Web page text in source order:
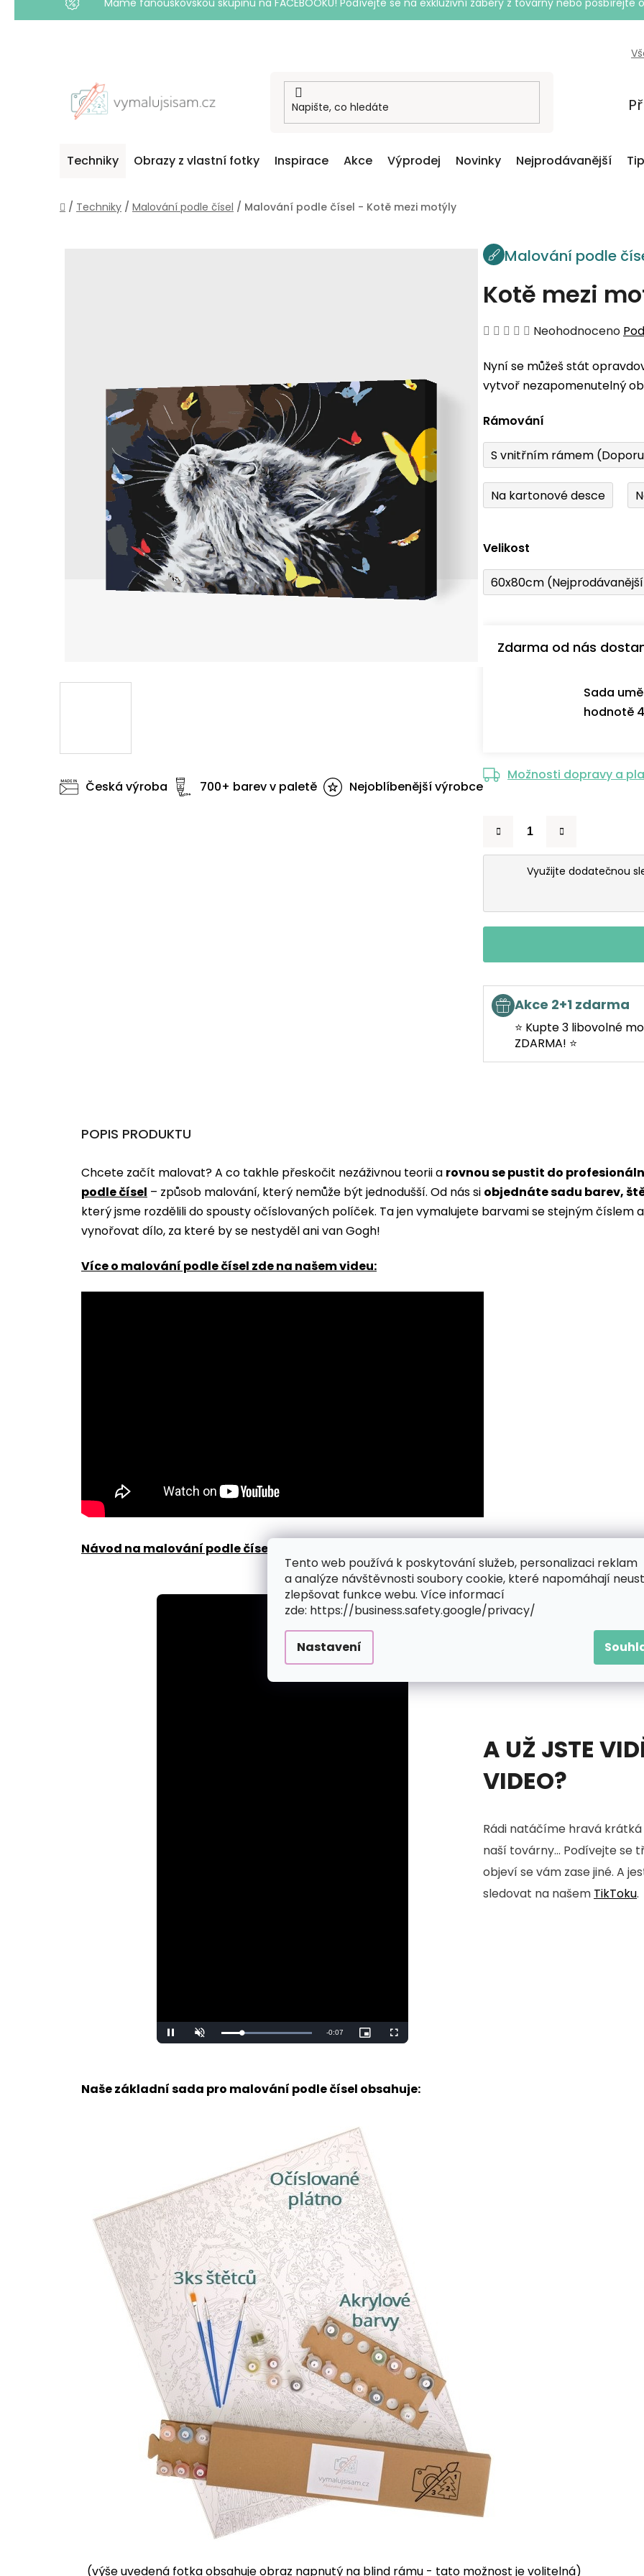
Tento web používá k poskytování služeb, personalizaci reklam
a analýze návštěvnosti soubory cookie, které napomáhají
zlepšovat funkce webu. Více informací
zde: https://business.safety.google/privacy/
Nastavení
Máme fanouškovskou skupinu na FACEBOOKU! Podívejte se na exkluzivní záběry z továrny nebo
Techniky Obrazy z vlastní fotky Inspirace Akce Výprodej Novinky Nejprodávanější
Domů
/ Techniky / Malování podle čísel / Malování podle čísel - Kotě mezi motýly
Malování podle
Kotě mezi
Průměrné
produktu
je
z
5
hvězdiček.
Neohodnoceno
Nyní se můžeš stát
vytvoř nezapomenutelný
Rámování
S vnitřním rámem
Na kartonové desce
Velikost
60x80cm
Zdarma od nás
Sada
hodnotě
Možnosti dopravy a
Využijte dodatečnou
Akce 2+1 zdarma
⭐ Kupte 3 libovolné
ZDARMA! ⭐
Česká výroba 700+ barev v paletě Nejoblíbenější výrobce
POPIS PRODUKTU
Chcete začít malovat? A co takhle přeskočit nezáživnou teorii a rovnou se pustit do
podle čísel ­­– způsob malování, který nemůže být jednodušší. Od nás si objednáte sadu barev,
který jsme rozdělili do spousty očíslovaných políček. Ta jen vymalujete barvami se stejným číslem
vynořovat dílo, za které by se nestyděl ani van Gogh!
Více o malování podle čísel zde na našem videu:
Návod na malování podle čísel zde
Unmute Loaded:
100.00%
A UŽ JSTE
VIDEO?
Rádi natáčíme hravá krátká
naší továrny... Podívejte se
objeví se vám zase jiné. A
sledovat na našem TikToku.
Naše základní sada pro malování podle čísel obsahuje:
(výše uvedená fotka obsahuje obraz napnutý na blind rámu - tato možnost je volitelná)